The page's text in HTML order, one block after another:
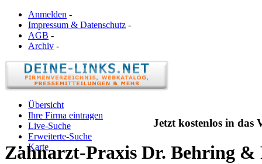
Anmelden -
Impressum & Datenschutz -
AGB -
Archiv -
Übersicht
Ihre Firma eintragen
Live-Suche
Erweiterte-Suche
Karte
Jetzt kostenlos in das
Zahnarzt-Praxis Dr. Behring &